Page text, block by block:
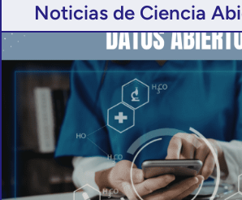
Noticias de Ciencia